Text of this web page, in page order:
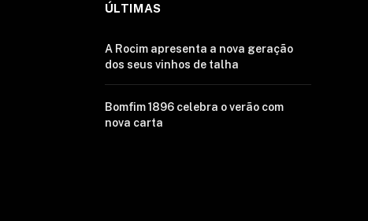
ÚLTIMAS
A Rocim apresenta a nova geração
dos seus vinhos de talha
Bomfim 1896 celebra o verão com
nova carta